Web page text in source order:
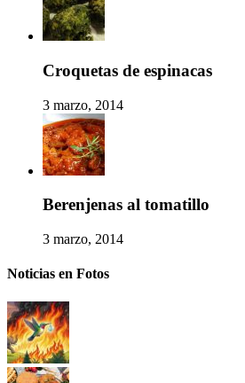
Croquetas de espinacas
3 marzo, 2014
Berenjenas al tomatillo
3 marzo, 2014
Noticias en Fotos